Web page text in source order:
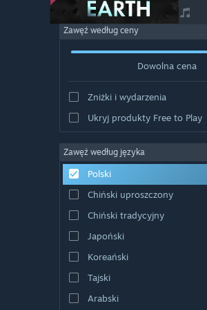
Zawęź według ceny
Dowolna cena
Zniżki i wydarzenia
Ukryj produkty Free to Play
Zawęź według języka
Polski
Chiński uproszczony
Chiński tradycyjny
Japoński
Koreański
Tajski
Arabski